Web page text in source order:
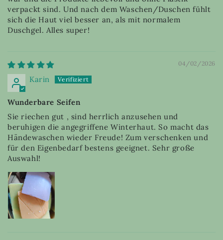
verpackt sind. Und nach dem Waschen/Duschen fühlt
sich die Haut viel besser an, als mit normalem
Duschgel. Alles super!
04/02/2026
Karin
Wunderbare Seifen
Sie riechen gut , sind herrlich anzusehen und
beruhigen die angegriffene Winterhaut. So macht das
Händewaschen wieder Freude! Zum verschenken und
für den Eigenbedarf bestens geeignet. Sehr große
Auswahl!